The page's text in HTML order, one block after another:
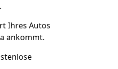
Ihres Autos
ankommt.